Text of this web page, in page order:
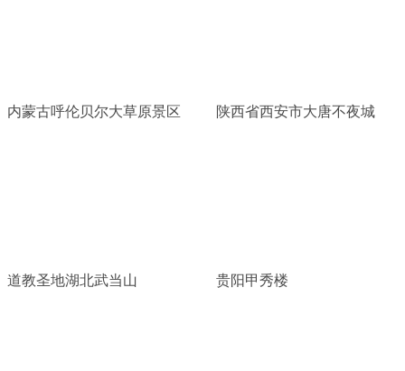
内蒙古呼伦贝尔大草原景区 陕西省西安市大唐不夜城
道教圣地湖北武当山 贵阳甲秀楼